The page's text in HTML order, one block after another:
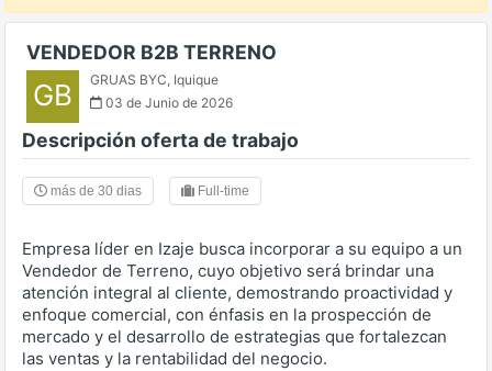
VENDEDOR B2B TERRENO
GB GRUAS BYC, Iquique
03 de Junio de 2026
Descripción oferta de trabajo
más de 30 dias Full-time
Empresa líder en Izaje busca incorporar a su equipo a un
Vendedor de Terreno, cuyo objetivo será brindar una
atención integral al cliente, demostrando proactividad y
enfoque comercial, con énfasis en la prospección de
mercado y el desarrollo de estrategias que fortalezcan
las ventas y la rentabilidad del negocio.